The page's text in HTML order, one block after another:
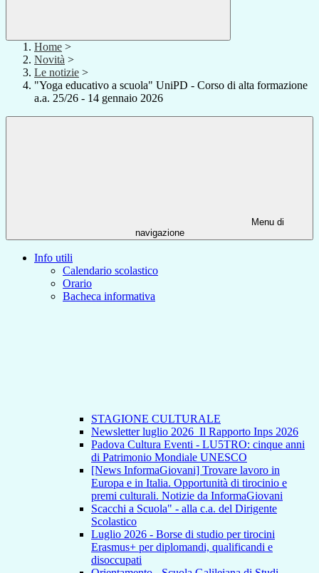
Home >
Novità >
Le notizie >
"Yoga educativo a scuola" UniPD - Corso di alta formazione
a.a. 25/26 - 14 gennaio 2026
Menu di
navigazione
Info utili
Calendario scolastico
Orario
Bacheca informativa
STAGIONE CULTURALE
Newsletter luglio 2026_Il Rapporto Inps 2026
Padova Cultura Eventi - LU5TRO: cinque anni
di Patrimonio Mondiale UNESCO
[News InformaGiovani] Trovare lavoro in
Europa e in Italia. Opportunità di tirocinio e
premi culturali. Notizie da InformaGiovani
Scacchi a Scuola" - alla c.a. del Dirigente
Scolastico
Luglio 2026 - Borse di studio per tirocini
Erasmus+ per diplomandi, qualificandi e
disoccupati